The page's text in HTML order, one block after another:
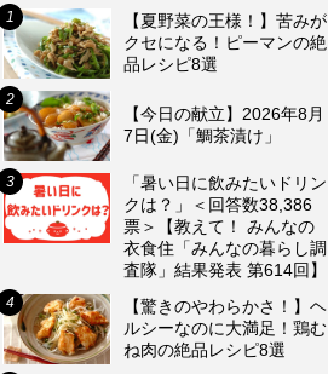
【夏野菜の王様！】苦みが
クセになる！ピーマンの絶
品レシピ8選
【今日の献立】2026年8月
7日(金)「鯛茶漬け」
「暑い日に飲みたいドリン
クは？」＜回答数38,386
票＞【教えて！ みんなの
衣食住「みんなの暮らし調
査隊」結果発表 第614回】
【驚きのやわらかさ！】ヘ
ルシーなのに大満足！鶏む
ね肉の絶品レシピ8選